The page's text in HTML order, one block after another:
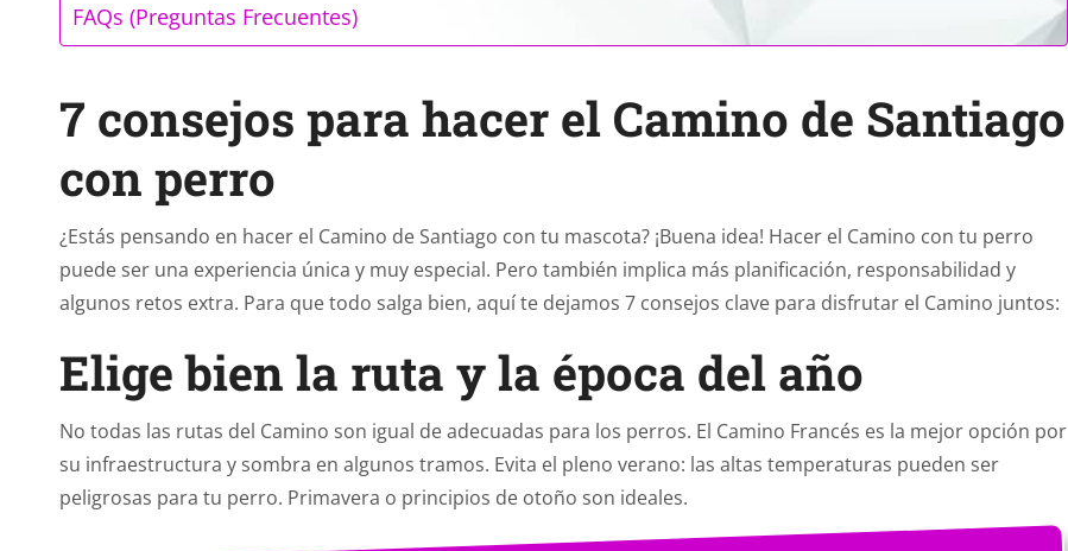
FAQs (Preguntas Frecuentes)
7 consejos para hacer el Camino de Santiago
con perro
¿Estás pensando en hacer el Camino de Santiago con tu mascota? ¡Buena idea! Hacer el Camino con tu perro
puede ser una experiencia única y muy especial. Pero también implica más planificación, responsabilidad y
algunos retos extra. Para que todo salga bien, aquí te dejamos 7 consejos clave para disfrutar el Camino juntos:
Elige bien la ruta y la época del año
No todas las rutas del Camino son igual de adecuadas para los perros. El Camino Francés es la mejor opción por
su infraestructura y sombra en algunos tramos. Evita el pleno verano: las altas temperaturas pueden ser
peligrosas para tu perro. Primavera o principios de otoño son ideales.